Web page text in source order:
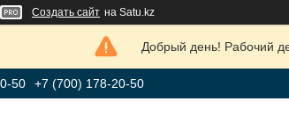
Создать сайт на Satu.kz
Добрый день! Рабочий
50 +7 (700) 178-20-50